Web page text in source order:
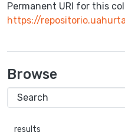
Permanent URI for this
https://
Browse
results